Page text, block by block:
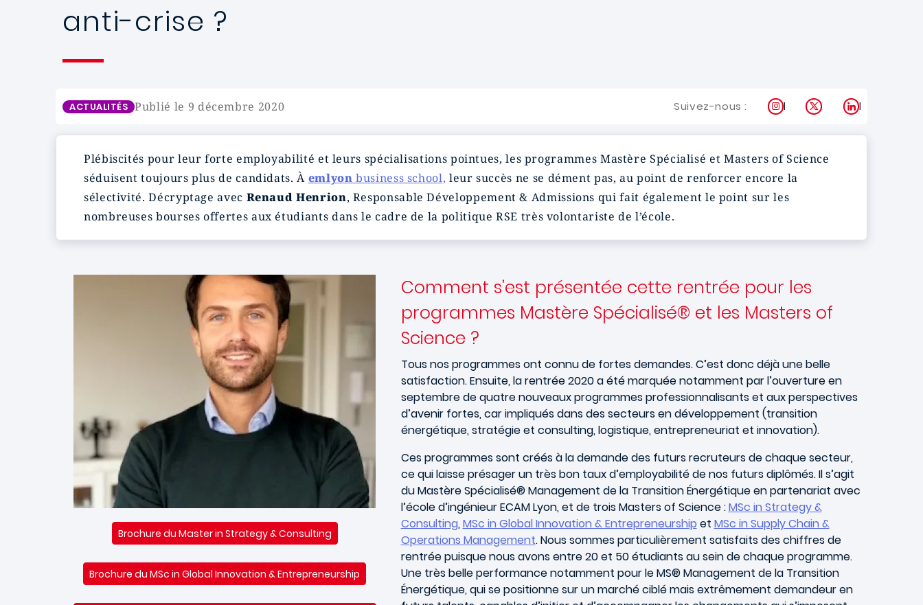
anti-crise ?
ACTUALITÉS Publié le 9 décembre 2020 Suivez-nous : Instagram
X LinkedIn
Plébiscités pour leur forte employabilité et leurs spécialisations pointues, les programmes Mastère Spécialisé et Masters of Science
séduisent toujours plus de candidats. À emlyonbusiness school, leur succès ne se dément pas, au point de renforcer encore la
sélectivité. Décryptage avec Renaud Henrion, Responsable Développement & Admissions qui fait également le point sur les
nombreuses bourses offertes aux étudiants dans le cadre de la politique RSE très volontariste de l’école.
Brochure du Master in Strategy & Consulting
Brochure du MSc in Global Innovation & Entrepreneurship
Comment s’est présentée cette rentrée pour les
programmes Mastère Spécialisé® et les Masters of
Science ?
Tous nos programmes ont connu de fortes demandes. C’est donc déjà une belle
satisfaction. Ensuite, la rentrée 2020 a été marquée notamment par l’ouverture en
septembre de quatre nouveaux programmes professionnalisants et aux perspectives
d’avenir fortes, car impliqués dans des secteurs en développement (transition
énergétique, stratégie et consulting, logistique, entrepreneuriat et innovation).
Ces programmes sont créés à la demande des futurs recruteurs de chaque secteur,
ce qui laisse présager un très bon taux d’employabilité de nos futurs diplômés. Il s’agit
du Mastère Spécialisé® Management de la Transition Énergétique en partenariat avec
l’école d’ingénieur ECAM Lyon, et de trois Masters of Science :MSc in Strategy &
Consulting,MSc in Global Innovation & Entrepreneurship et MSc in Supply Chain &
Operations Management. Nous sommes particulièrement satisfaits des chiffres de
rentrée puisque nous avons entre 20 et 50 étudiants au sein de chaque programme.
Une très belle performance notamment pour le MS® Management de la Transition
Énergétique, qui se positionne sur un marché ciblé mais extrêmement demandeur en